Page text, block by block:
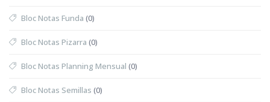
Bloc Notas Funda (0)
Bloc Notas Pizarra (0)
Bloc Notas Planning Mensual (0)
Bloc Notas Semillas (0)